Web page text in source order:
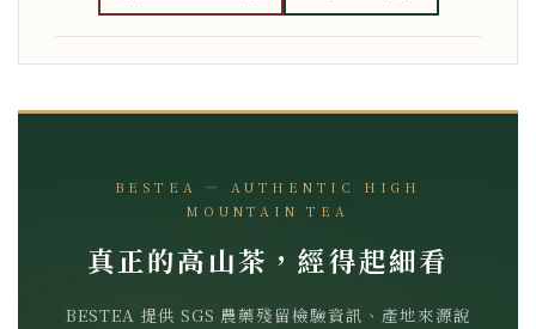
BESTEA — AUTHENTIC HIGH
MOUNTAIN TEA
真正的高山茶，經得起細看
BESTEA 提供 SGS 農藥殘留檢驗資訊、產地來源說